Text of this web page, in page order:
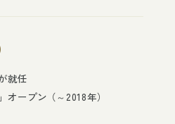
就任
オープン（～2018年）